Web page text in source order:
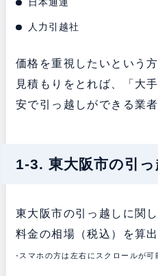
日本通運
人力引越社
価格を重視したいという
見積もりをとれば、「大
安で引っ越しができる業
1-3. 東大阪市の引
東大阪市の引っ越しに関
料金の相場（税込）を算出
-スマホの方は左右にスクロールが可